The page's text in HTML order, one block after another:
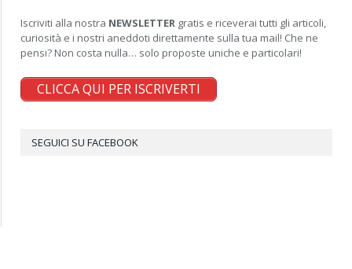
Iscriviti alla nostra NEWSLETTER gratis e riceverai tutti gli articoli,
curiosità e i nostri aneddoti direttamente sulla tua mail! Che ne
pensi? Non costa nulla… solo proposte uniche e particolari!
CLICCA QUI PER ISCRIVERTI
SEGUICI SU FACEBOOK